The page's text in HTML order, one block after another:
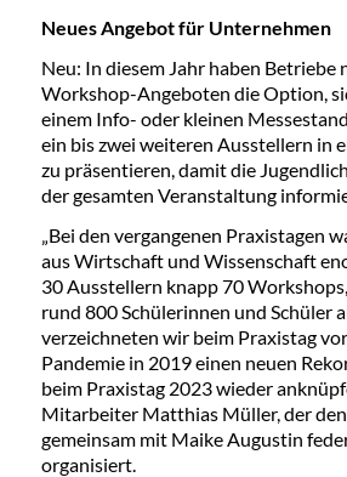
Neues Angebot für Unternehmen
Neu: In diesem Jahr haben Betriebe
Workshop-Angeboten die Option,
einem Info- oder kleinen
ein bis zwei weiteren Ausstellern in
zu präsentieren, damit die
der gesamten Veranstaltung
„Bei den vergangenen Praxistagen
aus Wirtschaft und Wissenschaft
30 Ausstellern knapp 70
rund 800 Schülerinnen und Schüler
verzeichneten wir beim Praxistag
Pandemie in 2019 einen neuen
beim Praxistag 2023 wieder
Mitarbeiter Matthias Müller, der
gemeinsam mit Maike Augustin
organisiert.